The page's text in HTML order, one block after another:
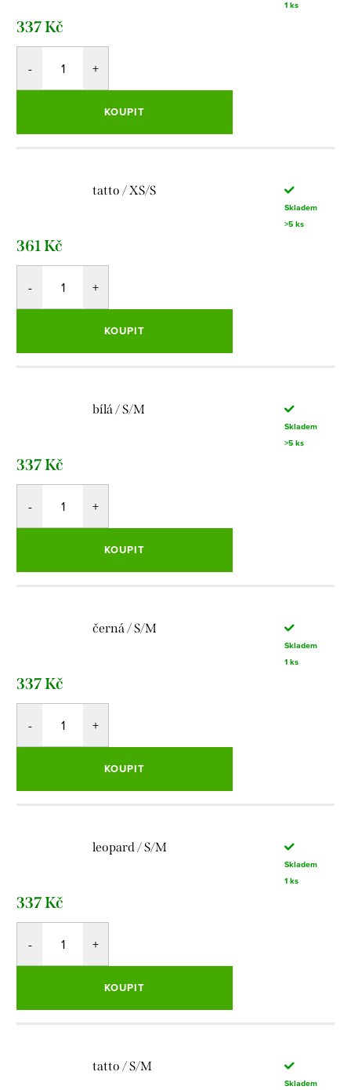
1 ks
337 Kč
KOUPIT
tatto / XS/S
Skladem
>5 ks
361 Kč
KOUPIT
bílá / S/M
Skladem
>5 ks
337 Kč
KOUPIT
černá / S/M
Skladem
1 ks
337 Kč
KOUPIT
leopard / S/M
Skladem
1 ks
337 Kč
KOUPIT
tatto / S/M
Skladem